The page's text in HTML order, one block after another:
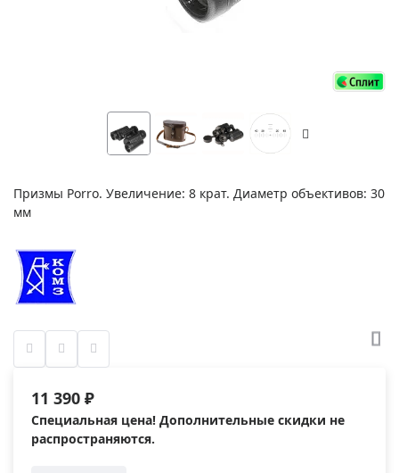
Призмы Porro. Увеличение: 8 крат. Диаметр объективов: 30
мм
11 390 ₽
Специальная цена! Дополнительные скидки не
распространяются.